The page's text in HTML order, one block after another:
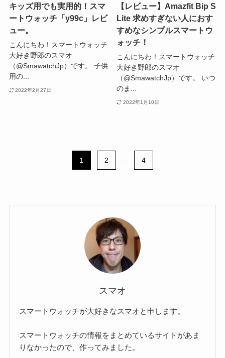
キッズ用でも実用的！スマ
ートウォッチ「y99c」レビ
ュー。
こんにちわ！スマートウォッチ
大好き野郎のスマオ
（@SmawatchJp）です。 子供
用の...
2022年2月27日
【レビュー】Amazfit Bip S
Lite 求めすぎない人におす
すめなシンプルスマートウ
ォッチ！
こんにちわ！スマートウォッチ
大好き野郎のスマオ
（@SmawatchJp）です。 いつ
のま...
2022年1月10日
1 2 4
スマオ
スマートウォッチが大好きなスマオと申します。
スマートウォッチの情報をまとめているサイトがあま
りなかったので、作ってみました。